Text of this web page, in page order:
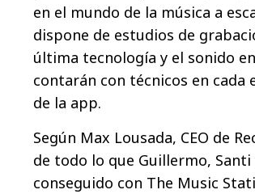
en el mundo de la música a
dispone de estudios de
última tecnología y el sonido
contarán con técnicos en
de la app.
Según Max Lousada, CEO de
de todo lo que Guillermo,
conseguido con The Music